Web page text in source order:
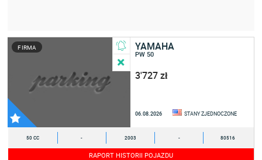
FIRMA YAMAHA
PW 50
3'727 zł
06.08.2026 STANY ZJEDNOCZONE
50 CC - 2003 - 80516
RAPORT HISTORII POJAZDU